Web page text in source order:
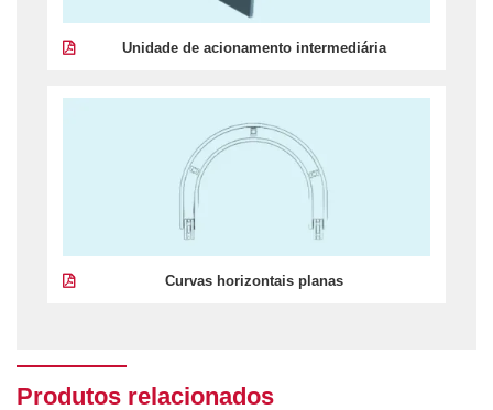
Unidade de acionamento intermediária
Curvas horizontais planas
Produtos relacionados